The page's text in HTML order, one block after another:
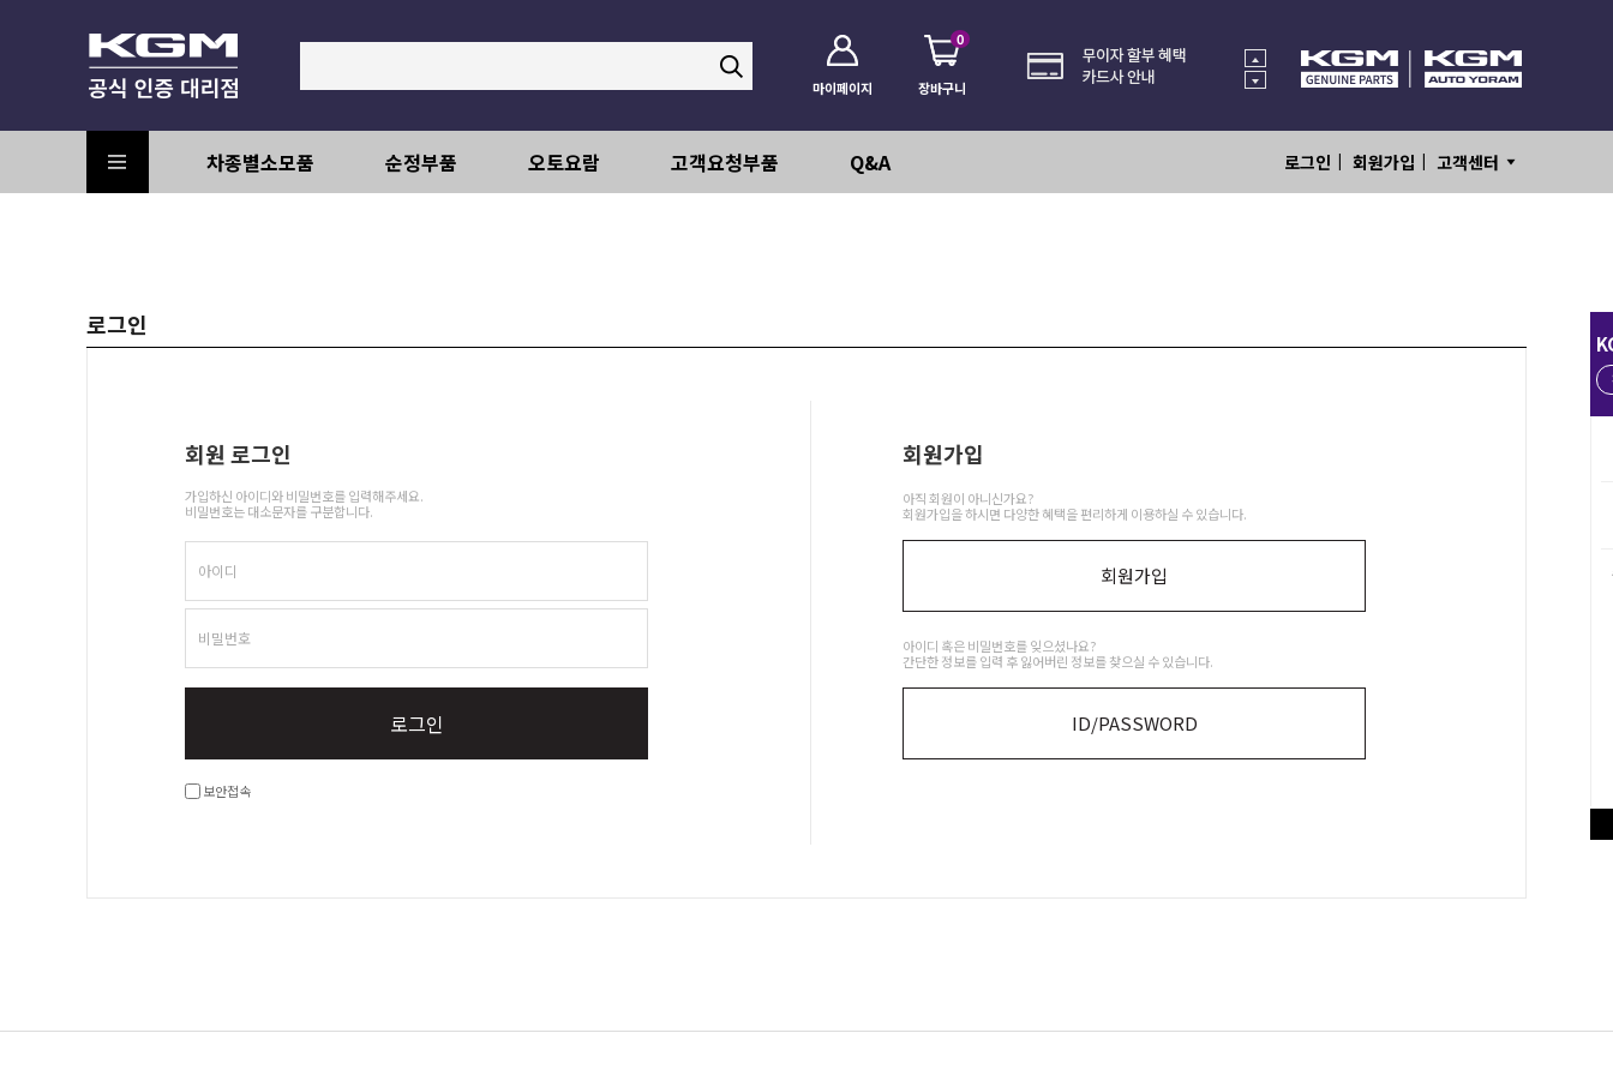
마이페이지
0
장바구니
차종별소모품 순정부품 오토요람 고객요청부품 Q&A 로그인 | 회원가입 | 고객센터
로그인
회원 로그인
가입하신 아이디와 비밀번호를 입력해주세요.
비밀번호는 대소문자를 구분합니다.
아이디
비밀번호
로그인
보안접속
회원가입
아직 회원이 아니신가요?
회원가입을 하시면 다양한 혜택을 편리하게 이용하실 수 있습니다.
회원가입
아이디 혹은 비밀번호를 잊으셨나요?
간단한 정보를 입력 후 잃어버린 정보를 찾으실 수 있습니다.
ID/PASSWORD